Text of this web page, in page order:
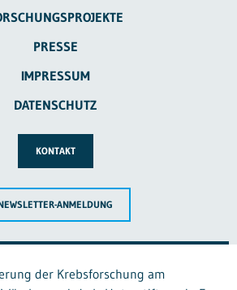
PRESSE
IMPRESSUM
DATENSCHUTZ
KONTAKT
ANMELDUNG
der Krebsforschung am